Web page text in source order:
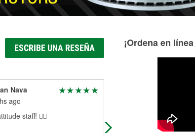
ESCRIBE UNA RESEÑA
Nava
ago
staff! 👌🏽
Good help from the
¡Ordena en